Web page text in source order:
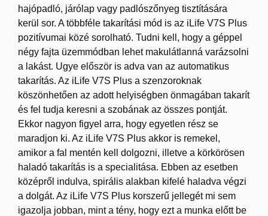
hajópadló, járólap vagy padlószőnyeg tisztítására
kerül sor. A többféle takarítási mód is az iLife V7S Plus
pozitívumai közé sorolható. Tudni kell, hogy a géppel
négy fajta üzemmódban lehet makulátlanná varázsolni
a lakást. Ugye először is adva van az automatikus
takarítás. Az iLife V7S Plus a szenzoroknak
köszönhetően az adott helyiségben önmagában takarít
és fel tudja keresni a szobának az összes pontját.
Ekkor nagyon figyel arra, hogy egyetlen rész se
maradjon ki. Az iLife V7S Plus akkor is remekel,
amikor a fal mentén kell dolgozni, illetve a körkörösen
haladó takarítás is a specialitása. Ebben az esetben
középről indulva, spirális alakban kifelé haladva végzi
a dolgát. Az iLife V7S Plus korszerű jellegét mi sem
igazolja jobban, mint a tény, hogy ezt a munka előtt be